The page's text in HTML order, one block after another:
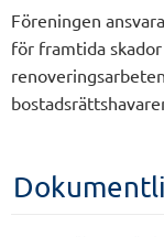
Föreningen
för framtida